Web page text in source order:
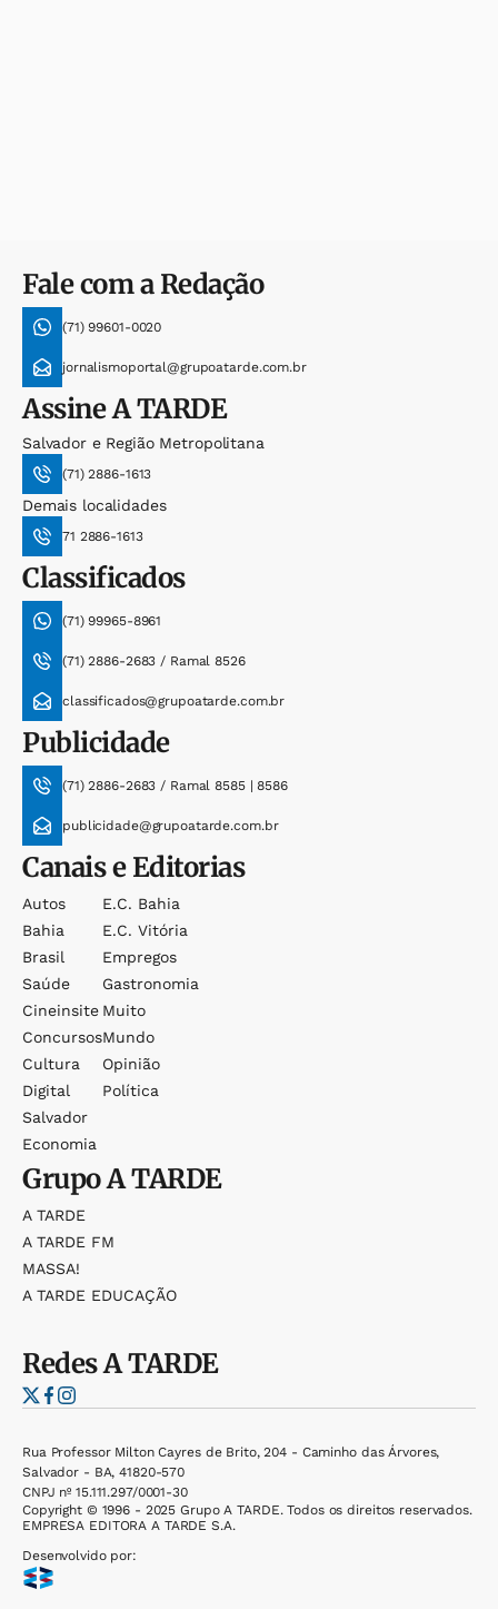
Fale com a Redação
(71) 99601-0020
jornalismoportal@grupoatarde.com.br
AssineA TARDE
Salvador e Região Metropolitana
(71) 2886-1613
Demais localidades
71 2886-1613
Classificados
(71) 99965-8961
(71) 2886-2683 / Ramal 8526
classificados@grupoatarde.com.br
Publicidade
(71) 2886-2683 / Ramal 8585 | 8586
publicidade@grupoatarde.com.br
Canais e Editorias
Autos
Bahia
Brasil
Saúde
Cineinsite
Concursos
Cultura
Digital
Salvador
Economia
E.c. Bahia
E.c. Vitória
Empregos
Gastronomia
Muito
Mundo
Opinião
Política
GrupoA TARDE
A TARDE
A TARDE FM
MASSA!
A TARDE EDUCAÇÃO
RedesA TARDE
Rua Professor Milton Cayres de Brito, 204 - Caminho das Árvores,
Salvador - BA, 41820-570
CNPJ nº 15.111.297/0001-30
Copyright © 1996 - 2025 Grupo A TARDE. Todos os direitos reservados.
EMPRESA EDITORA A TARDE S.A.
Desenvolvido por: